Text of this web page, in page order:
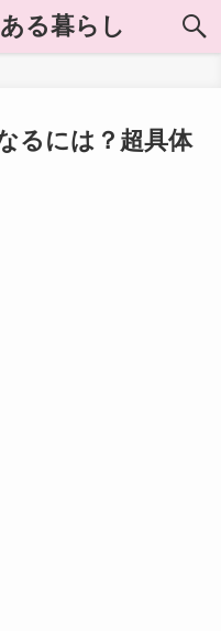
る暮らし
るには？超具体